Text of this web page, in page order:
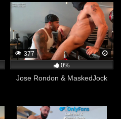
377
0%
Jose Rondon & MaskedJock